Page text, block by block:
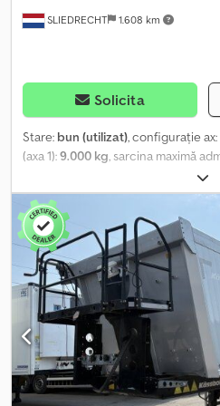
SLIEDRECHT 1.608 km
Solicita
Stare: bun (utilizat), configurație ax:
(axa 1):9.000 kg, sarcina maximă
9.000
02/2020, lungime totală:8.000 mm,
înălțime totală:
1.300 mm , suspensie:
385/65R22.5, culoare:roșu , An de
Configurație axe Dimensiune
BPW Frâne: frâne pe disc
spate 1: axă liftabilă; Sarcină maximă
2: axă liftabilă; Sarcină maximă pe
Sarcină maximă pe axă: 9.000 kg
Sarcină utilă: 36.810 kg MMA:
Posterior Stare Stare tehnică:
niciuna Siguranța produsului